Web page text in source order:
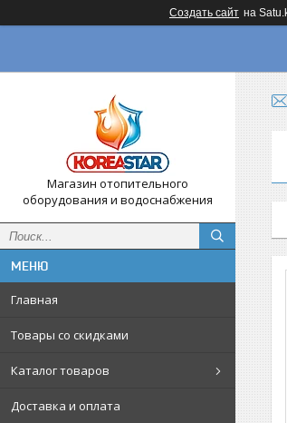
Создать сайт на
Магазин отопительного
оборудования и водоснабжения
Главная
Товары со скидками
Каталог товаров
Доставка и оплата